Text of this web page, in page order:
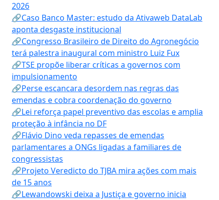
2026
🔗Caso Banco Master: estudo da Ativaweb DataLab
aponta desgaste institucional
🔗Congresso Brasileiro de Direito do Agronegócio
terá palestra inaugural com ministro Luiz Fux
🔗TSE propõe liberar críticas a governos com
impulsionamento
🔗Perse escancara desordem nas regras das
emendas e cobra coordenação do governo
🔗Lei reforça papel preventivo das escolas e amplia
proteção à infância no DF
🔗Flávio Dino veda repasses de emendas
parlamentares a ONGs ligadas a familiares de
congressistas
🔗Projeto Veredicto do TJBA mira ações com mais
de 15 anos
🔗Lewandowski deixa a Justiça e governo inicia